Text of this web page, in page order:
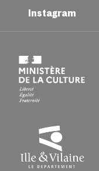
: 9h00 > 16h30
Instagram